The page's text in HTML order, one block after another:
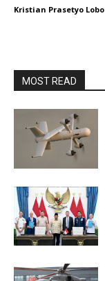
Kristian Prasetyo Lobo
MOST READ